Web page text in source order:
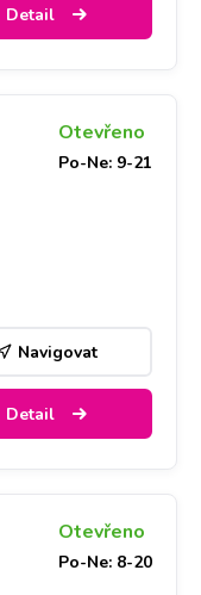
Detail
Otevřeno
Po-Ne: 9-21
Navigovat
Detail
Otevřeno
Po-Ne: 8-20